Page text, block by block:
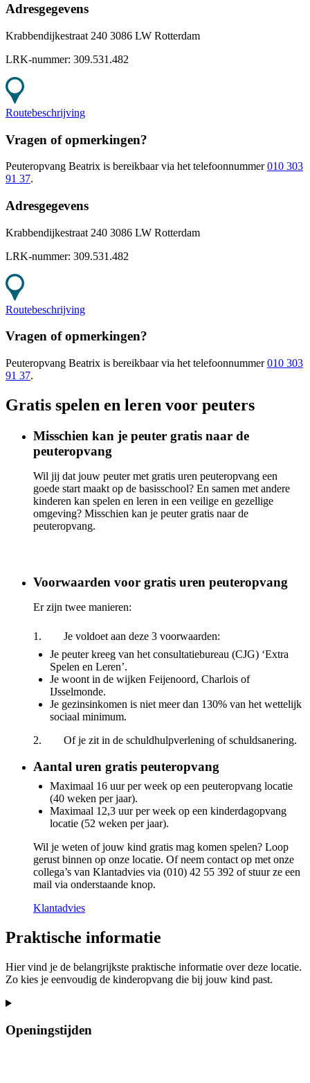
Adresgegevens
Krabbendijkestraat 240 3086 LW Rotterdam
LRK-nummer: 309.531.482
Routebeschrijving
Vragen of opmerkingen?
Peuteropvang Beatrix is bereikbaar via het telefoonnummer 010 303
91 37.
Adresgegevens
Krabbendijkestraat 240 3086 LW Rotterdam
LRK-nummer: 309.531.482
Routebeschrijving
Vragen of opmerkingen?
Peuteropvang Beatrix is bereikbaar via het telefoonnummer 010 303
91 37.
Gratis spelen en leren voor peuters
Misschien kan je peuter gratis naar de
peuteropvang
Wil jij dat jouw peuter met gratis uren peuteropvang een
goede start maakt op de basisschool? En samen met andere
kinderen kan spelen en leren in een veilige en gezellige
omgeving? Misschien kan je peuter gratis naar de
peuteropvang.
Voorwaarden voor gratis uren peuteropvang
Er zijn twee manieren:
1. Je voldoet aan deze 3 voorwaarden:
Je peuter kreeg van het consultatiebureau (CJG) ‘Extra
Spelen en Leren’.
Je woont in de wijken Feijenoord, Charlois of
IJsselmonde.
Je gezinsinkomen is niet meer dan 130% van het wettelijk
sociaal minimum.
2. Of je zit in de schuldhulpverlening of schuldsanering.
Aantal uren gratis peuteropvang
Maximaal 16 uur per week op een peuteropvang locatie
(40 weken per jaar).
Maximaal 12,3 uur per week op een kinderdagopvang
locatie (52 weken per jaar).
Wil je weten of jouw kind gratis mag komen spelen? Loop
gerust binnen op onze locatie. Of neem contact op met onze
collega’s van Klantadvies via (010) 42 55 392 of stuur ze een
mail via onderstaande knop.
Klantadvies
Praktische informatie
Hier vind je de belangrijkste praktische informatie over deze locatie.
Zo kies je eenvoudig de kinderopvang die bij jouw kind past.
Openingstijden